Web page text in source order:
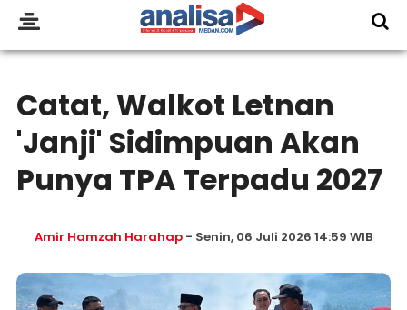
Catat, Walkot Letnan
'Janji' Sidimpuan Akan
Punya TPA Terpadu 2027
Amir Hamzah Harahap- Senin, 06 Juli 2026 14:59 WIB